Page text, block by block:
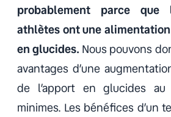
probablement parce
athlètes ont une
en glucides. Nous pouvons
avantages d’une
de l’apport en glucides
minimes. Les bénéfices d’un